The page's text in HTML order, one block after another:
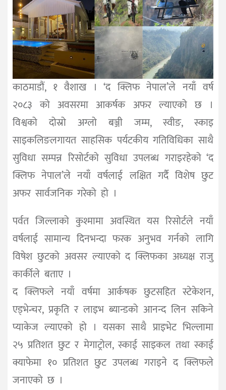
काठमाडौं, १ वैशाख । ‘द क्लिफ नेपाल’ले नयाँ वर्ष
२०८३ को अवसरमा आकर्षक अफर ल्याएको छ ।
विश्वको दोस्रो अग्लो बञ्जी जम्म, स्वीङ, स्काइ
साइकलिङलगायत साहसिक पर्यटकीय गतिविधिका साथै
सुविधा सम्पन्न रिसोर्टको सुविधा उपलब्ध गराइरहेको ‘द
क्लिफ नेपाल’ले नयाँ वर्षलाई लक्षित गर्दै विशेष छुट
अफर सार्वजनिक गरेको हो ।
पर्वत जिल्लाको कुश्मामा अवस्थित यस रिसोर्टले नयाँ
वर्षलाई सामान्य दिनभन्दा फरक अनुभव गर्नको लागि
विषेश छुटको अवसर ल्याएको द क्लिफका अध्यक्ष राजु
कार्कीले बताए ।
द क्लिफले नयाँ वर्षमा आर्कषक छुटसहित स्टेकेशन,
एड्भेन्चर, प्रकृति र लाइभ ब्यान्डको आनन्द लिन सकिने
प्याकेज ल्याएको हो । यसका साथै प्राइभेट भिल्लामा
२५ प्रतिशत छुट र मेगाट्रोल, स्काई साइकल तथा स्काई
क्याफेमा १० प्रतिशत छुट उपलब्ध गराइने द क्लिफले
जनाएको छ ।